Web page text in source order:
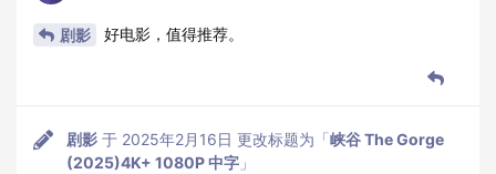
剧影 好电影，值得推荐。
剧影 于 2025年2月16日 更改标题为「峡谷 The Gorge
(2025)4K+ 1080P 中字 」